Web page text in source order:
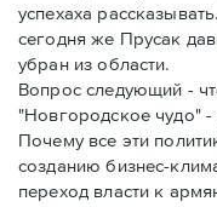
успехаха рассказывать.
сегодня же Прусак
убран из области.
Вопрос следующий -
"Новгородское чудо" -
Почему все эти
созданию бизнес-
переход власти к